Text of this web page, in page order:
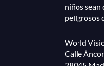
niños sean
peligrosos
World
Calle